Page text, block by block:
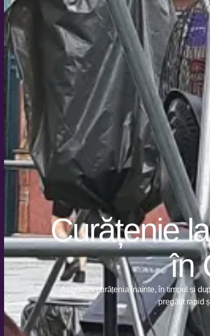
Curățenie
în
Asigurăm curățenia înainte, în timpul și
pregătit rapid